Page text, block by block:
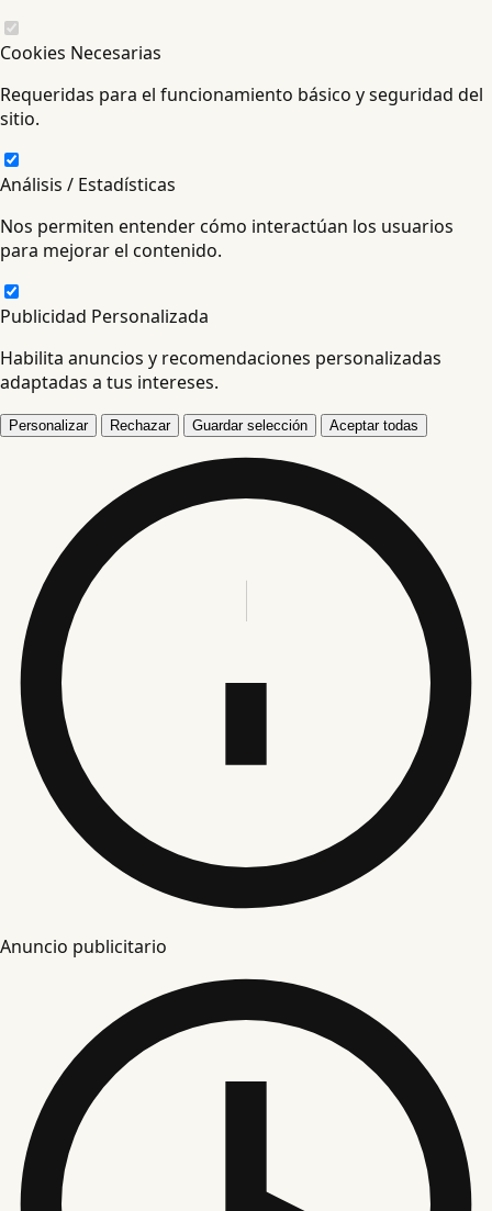
Cookies Necesarias
Requeridas para el funcionamiento básico y seguridad del
sitio.
Análisis / Estadísticas
Nos permiten entender cómo interactúan los usuarios
para mejorar el contenido.
Publicidad Personalizada
Habilita anuncios y recomendaciones personalizadas
adaptadas a tus intereses.
Personalizar Rechazar Guardar selección Aceptar todas
Anuncio publicitario